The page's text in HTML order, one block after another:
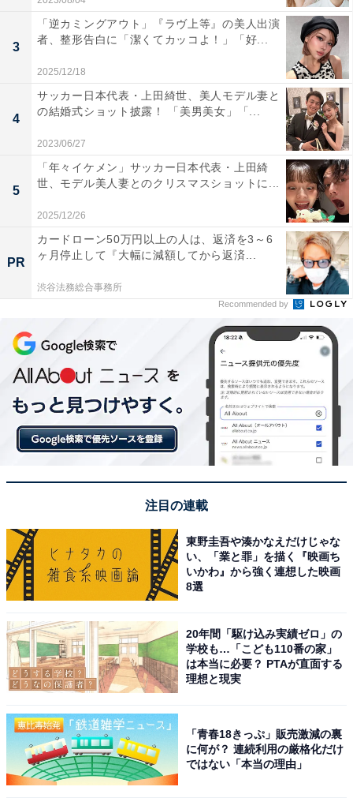
3
「逆カミングアウト」『ラヴ上等』の美人出演
者、整形告白に「潔くてカッコよ！」「好...
2025/12/18
4
サッカー日本代表・上田綺世、美人モデル妻と
の結婚式ショット披露！ 「美男美女」「...
2023/06/27
5
「年々イケメン」サッカー日本代表・上田綺
世、モデル美人妻とのクリスマスショットに...
2025/12/26
PR
カードローン50万円以上の人は、返済を3～6
ヶ月停止して『大幅に減額してから返済...
渋谷法務総合事務所
Recommended by
注目の連載
東野圭吾や湊かなえだけじゃな
い、「業と罪」を描く『映画ち
いかわ』から強く連想した映画
8選
20年間「駆け込み実績ゼロ」の
学校も…「こども110番の家」
は本当に必要？ PTAが直面する
理想と現実
「青春18きっぷ」販売激減の裏
に何が？ 連続利用の厳格化だけ
ではない「本当の理由」